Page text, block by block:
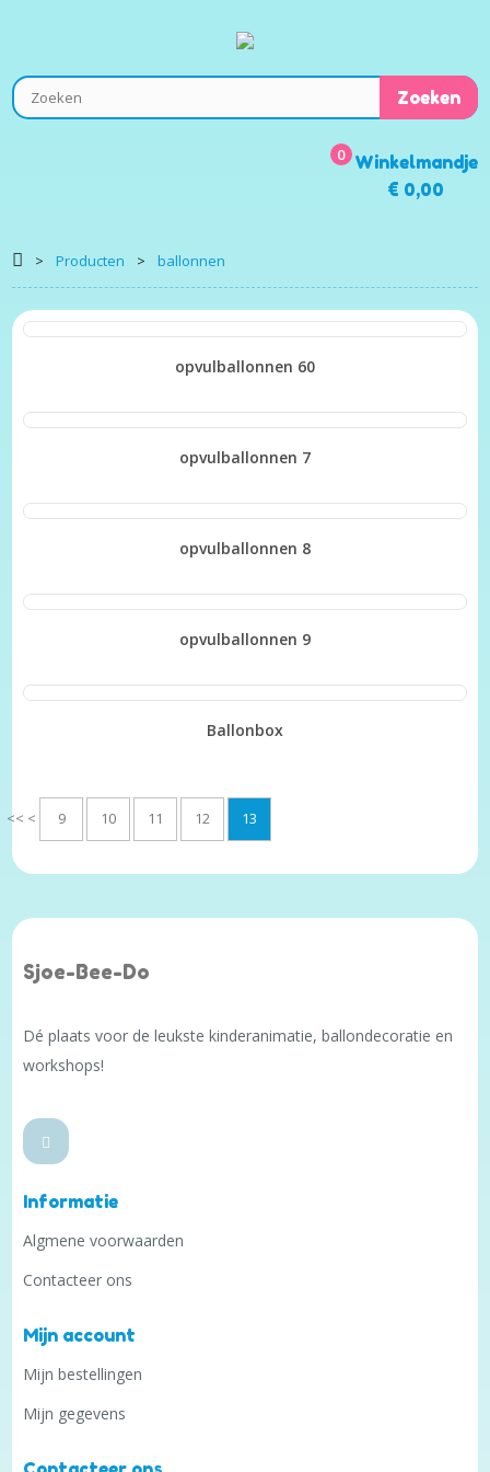
0 Winkelmandje
€ 0,00
> Producten > ballonnen
opvulballonnen 60
opvulballonnen 7
opvulballonnen 8
opvulballonnen 9
Ballonbox
<< < 9 10 11 12 13
Sjoe-Bee-Do
Dé plaats voor de leukste kinderanimatie, ballondecoratie en
workshops!
Informatie
Algmene voorwaarden
Contacteer ons
Mijn account
Mijn bestellingen
Mijn gegevens